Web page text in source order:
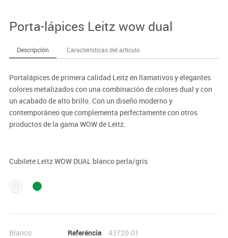
Porta-lápices Leitz wow dual
Descripción Características del artículo
Portalápices de primera calidad Leitz en llamativos y elegantes
colores metalizados con una combinación de colores dual y con
un acabado de alto brillo. Con un diseño moderno y
contemporáneo que complementa perfectamente con otros
productos de la gama WOW de Leitz.
Cubilete Leitz WOW DUAL blanco perla/gris
Blanco Referéncia
43720-01